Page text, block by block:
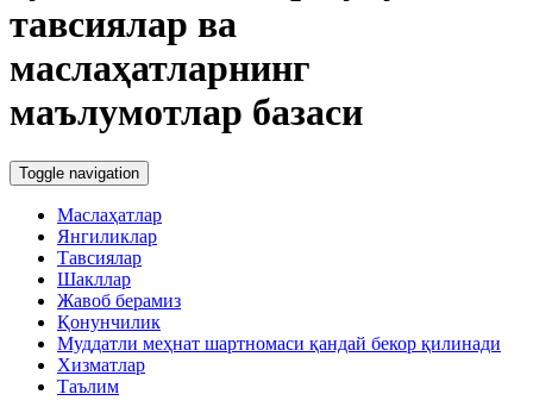
тавсиялар ва
маслаҳатларнинг
маълумотлар базаси
Toggle navigation
Маслаҳатлар
Янгиликлар
Тавсиялар
Шакллар
Жавоб берамиз
Қонунчилик
Муддатли меҳнат шартномаси қандай бекор қилинади
Хизматлар
Таълим